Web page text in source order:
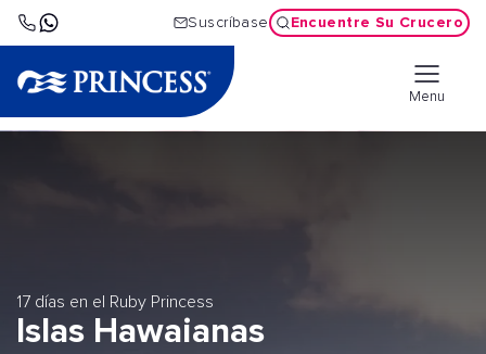
Suscríbase Encuentre Su Crucero
Menu
17 días en el Ruby Princess
Islas Hawaianas